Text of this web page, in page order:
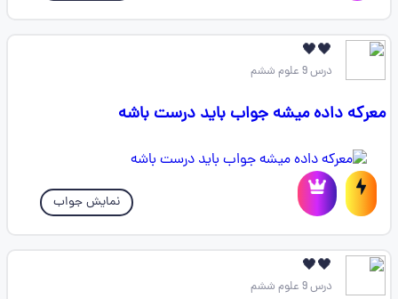
🖤🖤
درس 9 علوم ششم
معرکه داده میشه جواب باید درست باشه
نمایش جواب
🖤🖤
درس 9 علوم ششم